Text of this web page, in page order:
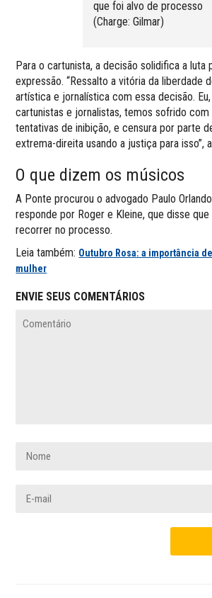
que foi alvo de processo
(Charge: Gilmar)
Para o cartunista, a decisão solidifica a luta
expressão. “Ressalto a vitória da liberdade
artística e jornalística com essa decisão.
cartunistas e jornalistas, temos sofrido com
tentativas de inibição, e censura por parte
extrema-direita usando a justiça para isso”,
O que dizem os músicos
A Ponte procurou o advogado Paulo
responde por Roger e Kleine, que disse
recorrer no processo.
Leia também: Outubro Rosa: a importância
mulher
ENVIE SEUS COMENTÁRIOS